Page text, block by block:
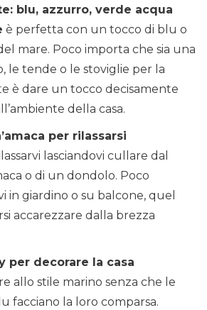
blu, azzurro, verde acqua
è perfetta con un tocco di blu o
mare. Poco importa che sia una
le tende o le stoviglie per la
è dare un tocco decisamente
della casa.
per rilassarsi
lasciandovi cullare dal
o di un dondolo. Poco
in giardino o su balcone, quel
accarezzare dalla brezza
per decorare la casa
allo stile marino senza che le
facciano la loro comparsa.